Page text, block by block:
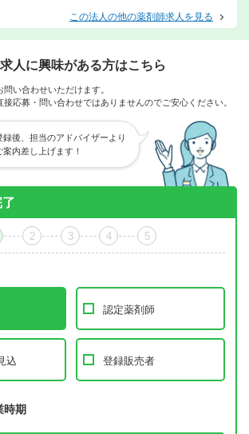
この法人の他の薬剤師求人を見る
人に興味がある方はこちら
い合わせいただけます。
応募・問い合わせではありませんのでご安心ください。
後、担当のアドバイザーより
内差し上げます！
2 3 4 5
認定薬剤師
込 登録販売者
時期